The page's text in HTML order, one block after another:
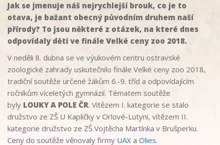
Jak se jmenuje náš nejrychlejší brouk, co je to
otava, je bažant obecný původním druhem naší
přírody? To jsou některé z otázek, na které dnes
odpovídaly děti ve finále Velké ceny zoo 2018.
V neděli 8. dubna se ve výukovém centru ostravské
zoologické zahrady uskutečnilo finále Velké ceny zoo 2018,
tradiční soutěže určené žákům 6.-9. tříd a odpovídajícím
ročníkům víceletých gymnázií. Tématem soutěže
byly LOUKY A POLE ČR. Vítězem I. kategorie se stalo
družstvo ze ZŠ U Kapličky v Orlové-Lutyni, vítězem II.
kategorie družstvo ze ZŠ Vojtěcha Martínka v Brušperku.
Ceny do soutěže věnovaly firmy UAX a Olies.